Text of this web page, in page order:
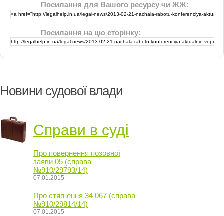
Посилання для Вашого ресурсу чи ЖЖ:
Посилання на цю сторінку:
Новини судової влади
Справи в суді
Про повернення позовної
заяви 05 (справа
№910/29793/14)
07.01.2015
Про стягнення 34 067 (справа
№910/29814/14)
07.01.2015